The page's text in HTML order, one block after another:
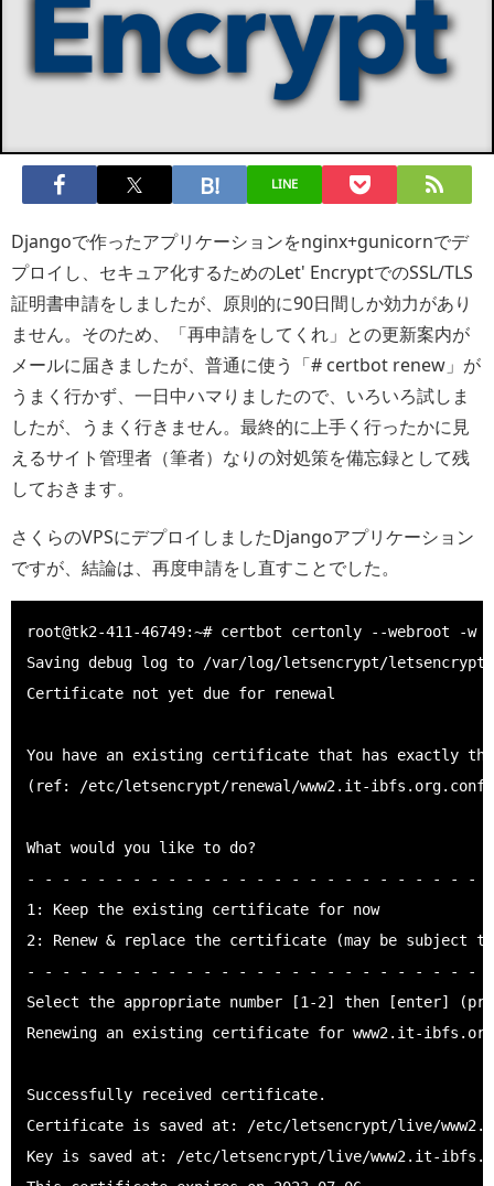
LINE
Djangoで作ったアプリケーションをnginx+gunicornでデ
プロイし、セキュア化するためのLet' EncryptでのSSL/TLS
証明書申請をしましたが、原則的に90日間しか効力があり
ません。そのため、「再申請をしてくれ」との更新案内が
メールに届きましたが、普通に使う「# certbot renew」が
うまく行かず、一日中ハマりましたので、いろいろ試しま
したが、うまく行きません。最終的に上手く行ったかに見
えるサイト管理者（筆者）なりの対処策を備忘録として残
しておきます。
さくらのVPSにデプロイしましたDjangoアプリケーション
ですが、結論は、再度申請をし直すことでした。
root@tk2-411-46749:~# certbot certonly --webroot -
Saving debug log to /var/log/letsencrypt/
Certificate not yet due for renewal
You have an existing certificate that has exactly
(ref: /etc/letsencrypt/renewal/www2.it-ibfs.org.conf)
What would you like to do?
- - - - - - - - - - - - - - - - - - - - - - - - - -
1: Keep the existing certificate for now
2: Renew & replace the certificate (may be subject
- - - - - - - - - - - - - - - - - - - - - - - - - -
Select the appropriate number [1-2] then [enter]
Renewing an existing certificate for www2.it-ibfs.org
Successfully received certificate.
Certificate is saved at: /etc/letsencrypt/live/
Key is saved at: /etc/letsencrypt/live/www2.it-